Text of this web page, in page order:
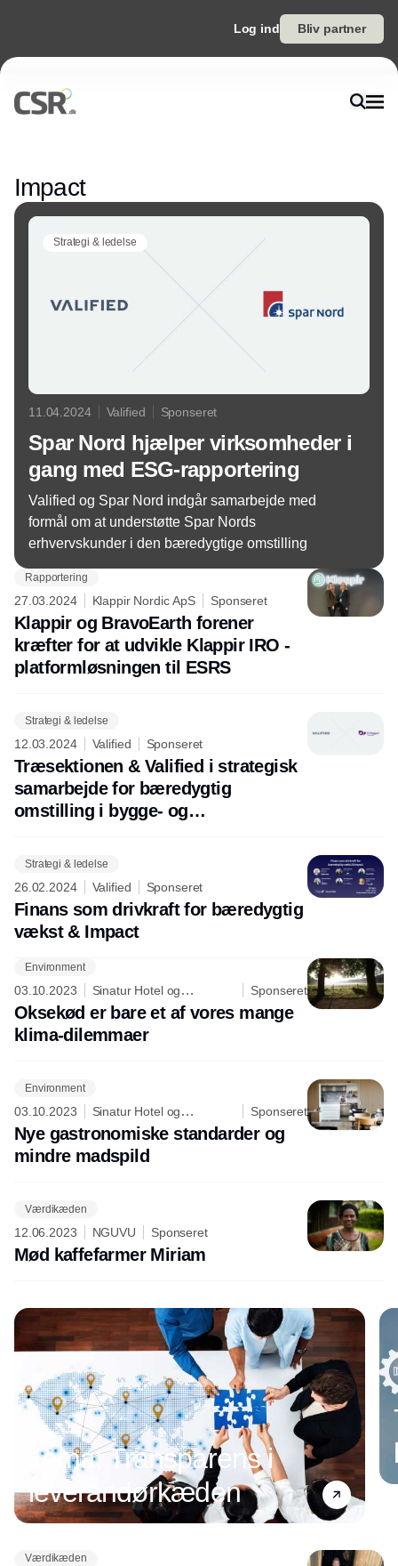
Log ind Bliv partner
Impact
Strategi & ledelse
11.04.2024 Valified Sponseret
Spar Nord hjælper virksomheder i
gang med ESG-rapportering
Valified og Spar Nord indgår samarbejde med
formål om at understøtte Spar Nords
erhvervskunder i den bæredygtige omstilling
Rapportering
27.03.2024 Klappir Nordic ApS Sponseret
Klappir og BravoEarth forener
kræfter for at udvikle Klappir IRO -
platformløsningen til ESRS
Strategi & ledelse
12.03.2024 Valified Sponseret
Træsektionen & Valified i strategisk
samarbejde for bæredygtig
omstilling i bygge- og
Strategi & ledelse
26.02.2024 Valified Sponseret
Finans som drivkraft for bæredygtig
vækst & Impact
Environment
03.10.2023
Sinatur Hotel og
Konference
Sponseret
Oksekød er bare et af vores mange
klima-dilemmaer
Environment
03.10.2023
Sinatur Hotel og
Konference
Sponseret
Nye gastronomiske standarder og
mindre madspild
Værdikæden
12.06.2023 NGUVU Sponseret
Mød kaffefarmer Miriam
Tema: Transparens i
leverandørkæden
Værdikæden